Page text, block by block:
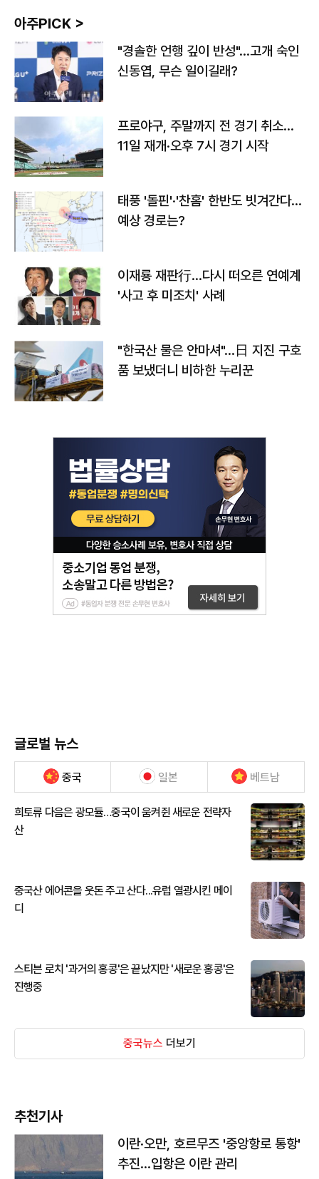
아주PICK >
"경솔한 언행 깊이 반성"…고개 숙인
신동엽, 무슨 일이길래?
프로야구, 주말까지 전 경기 취소…
11일 재개·오후 7시 경기 시작
태풍 '돌핀'·'찬홈' 한반도 빗겨간다…
예상 경로는?
이재룡 재판行…다시 떠오른 연예계
'사고 후 미조치' 사례
"한국산 물은 안마셔"…日 지진 구호
품 보냈더니 비하한 누리꾼
글로벌 뉴스
중국 일본 베트남
희토류 다음은 광모듈…중국이 움켜쥔 새로운 전략자
산
중국산 에어콘을 웃돈 주고 산다...유럽 열광시킨 메이
디
스티븐 로치 '과거의 홍콩'은 끝났지만 '새로운 홍콩'은
진행중
중국뉴스 더보기
추천기사
이란·오만, 호르무즈 '중앙항로 통항'
추진…입항은 이란 관리